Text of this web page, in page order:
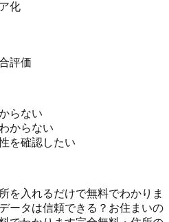
化
評価
らない
からない
を確認したい
を入れるだけで無料でわかりま
データは信頼できる？ お住まいの